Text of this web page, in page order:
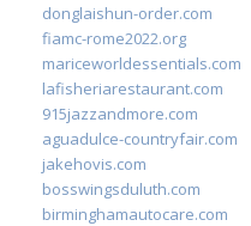
donglaishun-order.com
fiamc-rome2022.org
mariceworldessentials.com
lafisheriarestaurant.com
915jazzandmore.com
aguadulce-countryfair.com
jakehovis.com
bosswingsduluth.com
birminghamautocare.com